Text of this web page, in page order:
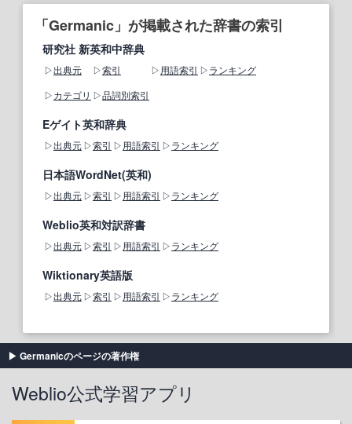
「Germanic」が掲載された辞書の索引
研究社 新英和中辞典
出典元 索引 用語索引
ランキング
カテゴリ
品詞別索引
Eゲイト英和辞典
出典元 索引 用語索引 ランキング
日本語WordNet(英和)
出典元 索引 用語索引 ランキング
Weblio英和対訳辞書
出典元 索引 用語索引 ランキング
Wiktionary英語版
出典元 索引 用語索引 ランキング
Germanicのページの著作権
Weblio公式学習アプリ